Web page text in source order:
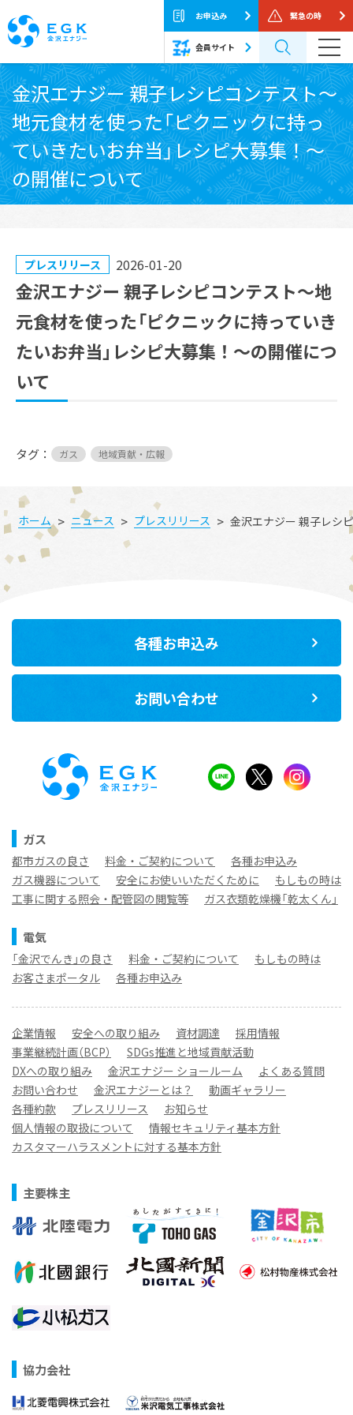
Skip
to
the
content
お申込み
会員サイト
緊急の時
金沢エナジー 親子レシピコンテスト～
地元食材を使った「ピクニックに持っ
ていきたいお弁当」レシピ大募集！～
の開催について
プレスリリース 2026-01-20
金沢エナジー 親子レシピコンテスト～地
元食材を使った「ピクニックに持っていき
たいお弁当」レシピ大募集！～の開催につ
いて
タグ： ガス 地域貢献・広報
ホーム > ニュース > プレスリリース > 金沢エナジー 親子レシ
各種お申込み
お問い合わせ
ガス
都市ガスの良さ 料金・ご契約について
各種お申込み
ガス機器について
安全にお使いいただくために
もしもの時は
工事に関する照会・配管図の閲覧等
ガス衣類乾燥機「乾太くん」
電気
「金沢でんき」の良さ 料金・ご契約について
もしもの時は
お客さまポータル
各種お申込み
企業情報 安全への取り組み 資材調達
採用情報
事業継続計画（BCP）
SDGs推進と地域貢献活動
DXへの取り組み
金沢エナジー ショールーム
よくある質問
お問い合わせ
金沢エナジーとは？
動画ギャラリー
各種約款
プレスリリース
お知らせ
個人情報の取扱について
情報セキュリティ基本方針
カスタマーハラスメントに対する基本方針
主要株主
協力会社